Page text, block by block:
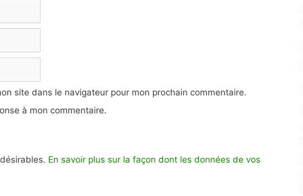
site dans le navigateur pour mon prochain commentaire.
à mon commentaire.
En savoir plus sur la façon dont les données de vos